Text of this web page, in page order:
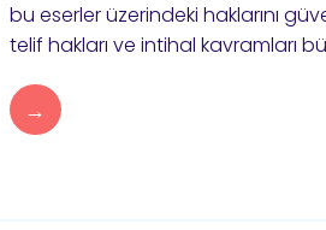
bu eserler üzerindeki haklarını
telif hakları ve intihal kavramları
→